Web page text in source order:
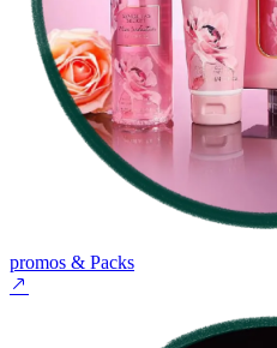
promos & Packs